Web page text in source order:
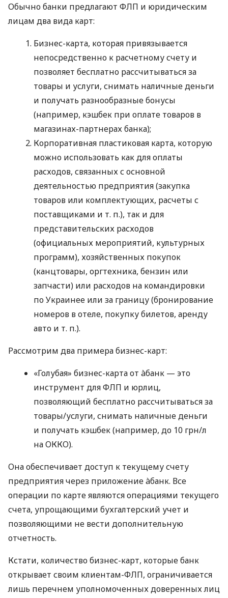
Обычно банки предлагают ФЛП и юридическим
лицам два вида карт:
Бизнес-карта, которая привязывается
непосредственно к расчетному счету и
позволяет бесплатно рассчитываться за
товары и услуги, снимать наличные деньги
и получать разнообразные бонусы
(например, кэшбек при оплате товаров в
магазинах-партнерах банка);
Корпоративная пластиковая карта, которую
можно использовать как для оплаты
расходов, связанных с основной
деятельностью предприятия (закупка
товаров или комплектующих, расчеты с
поставщиками и т. п.), так и для
представительских расходов
(официальных мероприятий, культурных
программ), хозяйственных покупок
(канцтовары, оргтехника, бензин или
запчасти) или расходов на командировки
по Украинее или за границу (бронирование
номеров в отеле, покупку билетов, аренду
авто и т. п.).
Рассмотрим два примера бизнес-карт:
«Голубая» бизнес-карта от àбанк — это
инструмент для ФЛП и юрлиц,
позволяющий бесплатно рассчитываться за
товары/услуги, снимать наличные деньги
и получать кэшбек (например, до 10 грн/л
на ОККО).
Она обеспечивает доступ к текущему счету
предприятия через приложение àбанк. Все
операции по карте являются операциями текущего
счета, упрощающими бухгалтерский учет и
позволяющими не вести дополнительную
отчетность.
Кстати, количество бизнес-карт, которые банк
открывает своим клиентам-ФЛП, ограничивается
лишь перечнем уполномоченных доверенных лиц